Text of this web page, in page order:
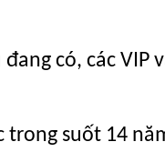
có, các VIP
trong suốt 14